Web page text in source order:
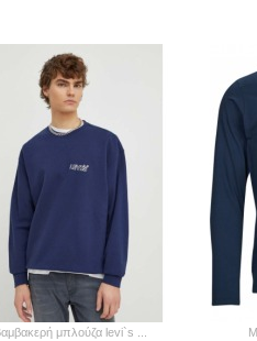
βαμβακερή μπλούζα levi`s ...